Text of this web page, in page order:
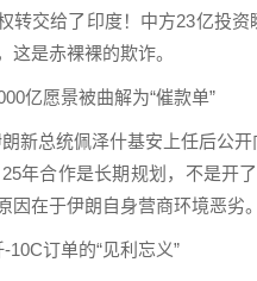
转交给了印度！中方23亿投资
这是赤裸裸的欺诈。
亿愿景被曲解为“催款单”
新总统佩泽什基安上任后公
年合作是长期规划，不是开
因在于伊朗自身营商环境恶劣
订单的“见利忘义”